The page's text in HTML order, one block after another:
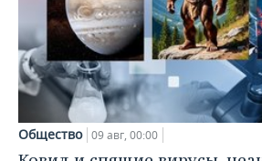
Общество 09 авг, 00:00